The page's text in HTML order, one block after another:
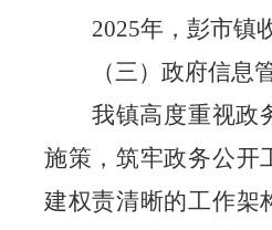
2025年，彭市镇
（三）政府信息
我镇高度重视政
施策，筑牢政务公开
建权责清晰的工作架